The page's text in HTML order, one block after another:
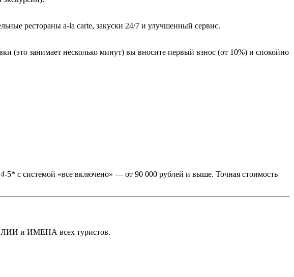
рестораны a-la carte, закуски 24/7 и улучшенный сервис.
(это занимает несколько минут) вы вносите первый взнос (от 10%) и спокойно
-5* с системой «все включено» — от 90 000 рублей и выше. Точная стоимость
и ИМЕНА всех туристов.